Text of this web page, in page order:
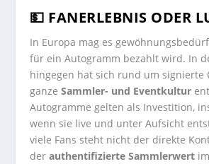
💵 FANERLEBNIS ODER
In Europa mag es
für ein Autogramm bezahlt wird. In
hingegen hat sich rund um signierte
ganzeSammler- und Eventkultur
Autogramme gelten als Investition,
wenn sie live und unter Aufsicht
viele Fans steht nicht der direkte
derauthentifizierte Sammlerwert